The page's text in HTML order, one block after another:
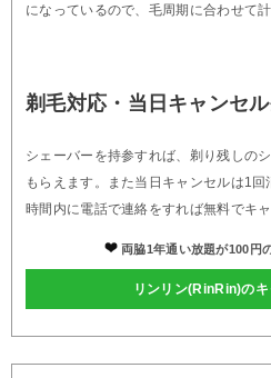
になっているので、毛周期に合わせて
剃毛対応・当日キャンセ
シェーバーを持参すれば、剃り残しの
もらえます。また当日キャンセルは1
時間内に電話で連絡をすれば無料でキ
両脇1年通い放題が100円
リンリン(RinRin)の